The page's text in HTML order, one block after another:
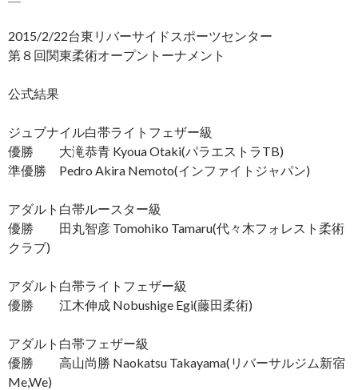
2015/2/22台東リバーサイドスポーツセンター
第８回関東柔術オープントーナメント
公式結果
ジュブナイル白帯ライトフェザー級
優勝 大滝恭青 Kyoua Otaki(パラエストラTB)
準優勝 Pedro Akira Nemoto(インファイトジャパン)
アダルト白帯ルースター級
優勝 田丸智彦 Tomohiko Tamaru(代々木フォレスト柔術
クラブ)
アダルト白帯ライトフェザー級
優勝 江木伸成 Nobushige Egi(藤田柔術)
アダルト白帯フェザー級
優勝 高山尚勝 Naokatsu Takayama(リバーサルジム新宿
Me,We)